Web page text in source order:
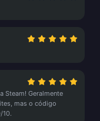
Steam! Geralmente
mas o código
10.